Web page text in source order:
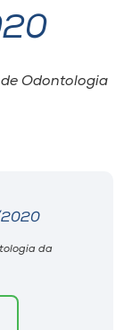
Odontologia
2020
da